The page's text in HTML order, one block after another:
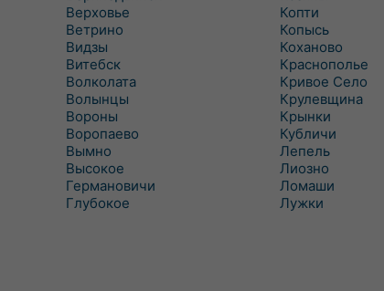
Верховье
Ветрино
Видзы
Витебск
Волколата
Волынцы
Вороны
Воропаево
Вымно
Высокое
Германовичи
Глубокое
Копти
Копысь
Коханово
Краснополье
Кривое Село
Крулевщина
Крынки
Кубличи
Лепель
Лиозно
Ломаши
Лужки